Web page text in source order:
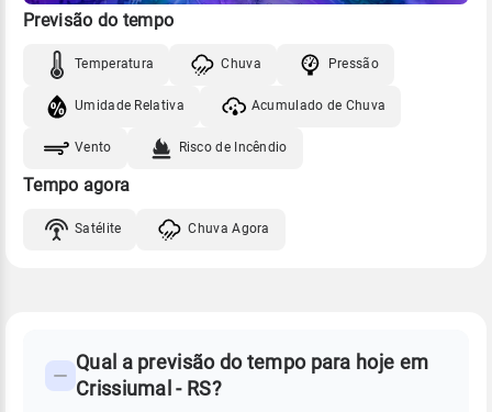
Previsão do tempo
Temperatura Chuva Pressão
Umidade Relativa Acumulado de Chuva
Vento Risco de Incêndio
Tempo agora
Satélite Chuva Agora
TEMPO
Perguntas
Qual a previsão do tempo para hoje em
Crissiumal - RS?